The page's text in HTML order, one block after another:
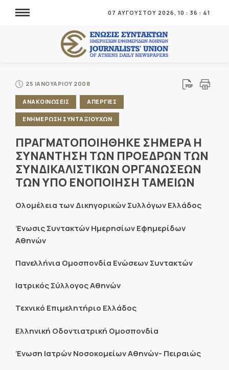
07 ΑΥΓΟΥΣΤΟΥ 2026, 10 : 36 : 41
25 ΙΑΝΟΥΑΡΙΟΥ 2008
ΑΝΑΚΟΙΝΩΣΕΙΣ ΑΠΕΡΓΙΕΣ
ΕΝΗΜΕΡΩΣΗ ΣΥΝΤΑΞΙΟΥΧΩΝ
ΠΡΑΓΜΑΤΟΠΟΙΗΘΗΚΕ ΣΗΜΕΡΑ Η
ΣΥΝΑΝΤΗΣΗ ΤΩΝ ΠΡΟΕΔΡΩΝ ΤΩΝ
ΣΥΝΔΙΚΑΛΙΣΤΙΚΩΝ ΟΡΓΑΝΩΣΕΩΝ
ΤΩΝ ΥΠΟ ΕΝΟΠΟΙΗΣΗ ΤΑΜΕΙΩΝ
Ολομέλεια των Δικηγορικών Συλλόγων Ελλάδος
Ένωσις Συντακτών Ημερησίων Εφημερίδων
Αθηνών
Πανελλήνια Ομοσπονδία Ενώσεων Συντακτών
Ιατρικός Σύλλογος Αθηνών
Τεχνικό Επιμελητήριο Ελλάδος
Ελληνική Οδοντιατρική Ομοσπονδία
Ένωση Ιατρών Νοσοκομείων Αθηνών- Πειραιώς